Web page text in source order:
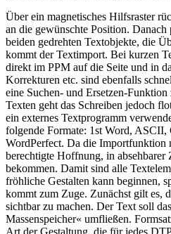
Über ein magnetisches Hilfsraster
an die gewünschte Position. Danach
beiden gedrehten Textobjekte, die
kommt der Textimport. Bei kurzen
direkt im PPM auf die Seite und in
Korrekturen etc. sind ebenfalls
eine Suchen- und Ersetzen-
Texten geht das Schreiben jedoch
ein externes Textprogramm
folgende Formate: 1st Word,
WordPerfect. Da die Importfunktion
berechtigte Hoffnung, in absehbarer
bekommen. Damit sind alle
fröhliche Gestalten kann beginnen,
kommt zum Zuge. Zunächst gilt es,
sichtbar zu machen. Der Text soll
Massenspeicher« umfließen.